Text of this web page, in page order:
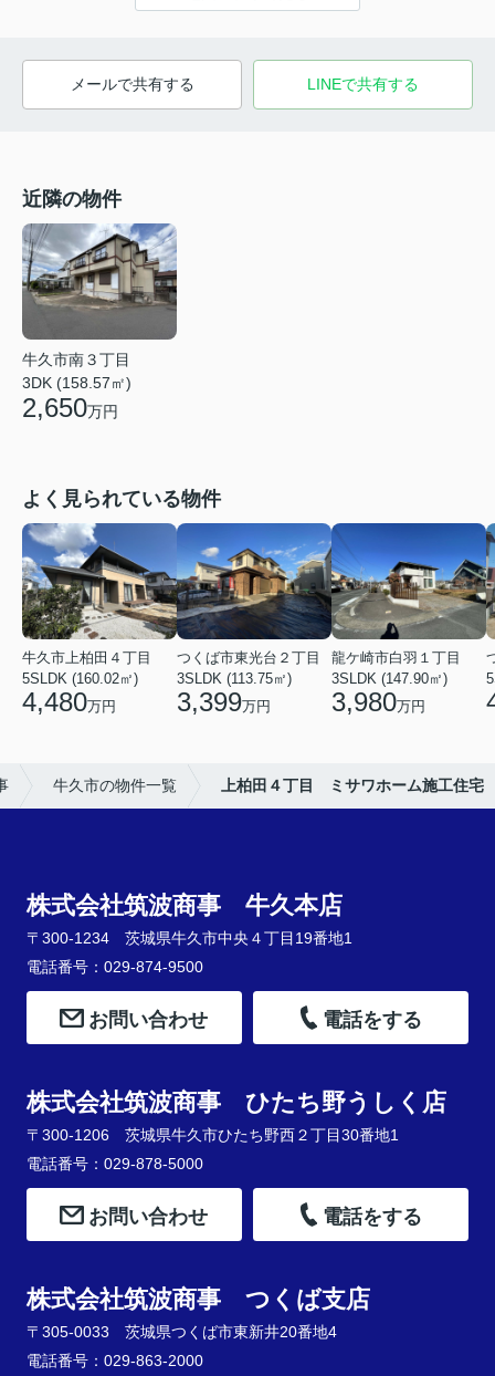
メールで共有する LINEで共有する
近隣の物件
牛久市南３丁目
3DK (158.57㎡)
2,650万円
よく見られている物件
牛久市上柏田４丁目
5SLDK (160.02㎡)
4,480万円
つくば市東光台２丁目
3SLDK (113.75㎡)
3,399万円
龍ケ崎市白羽１丁目
3SLDK (147.90㎡)
3,980万円
牛久市の物件一覧 上柏田４丁目 ミサワホーム施工住宅
株式会社筑波商事 牛久本店
〒300-1234 茨城県牛久市中央４丁目19番地1
電話番号：029-874-9500
お問い合わせ 電話をする
株式会社筑波商事 ひたち野うしく店
〒300-1206 茨城県牛久市ひたち野西２丁目30番地1
電話番号：029-878-5000
お問い合わせ 電話をする
株式会社筑波商事 つくば支店
〒305-0033 茨城県つくば市東新井20番地4
電話番号：029-863-2000